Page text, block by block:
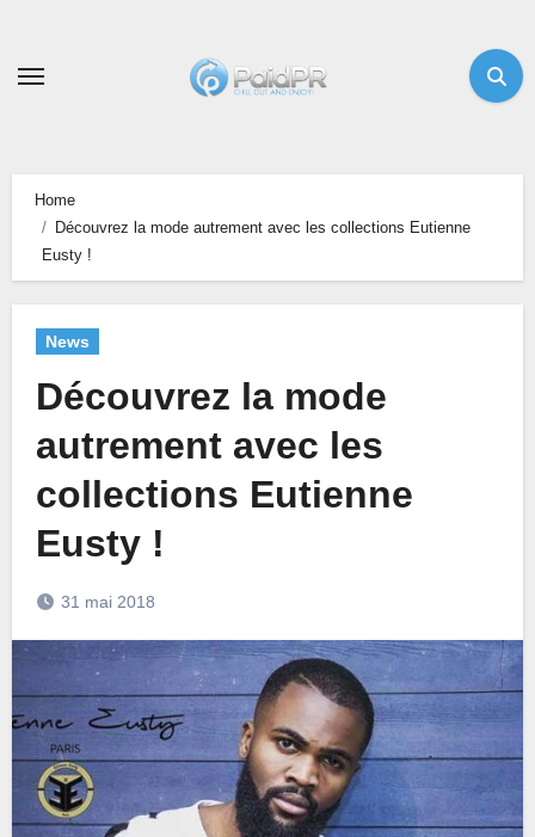
content
Home
Découvrez la mode autrement avec les collections Eutienne
Eusty !
News
Découvrez la mode
autrement avec les
collections Eutienne
Eusty !
31 mai 2018